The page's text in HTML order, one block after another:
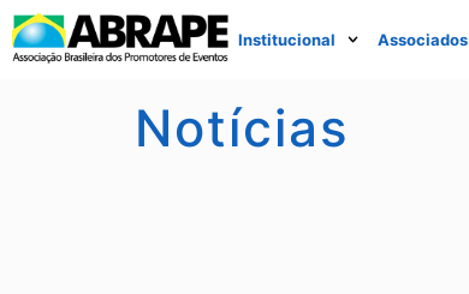
Institucional Associados
Notícias